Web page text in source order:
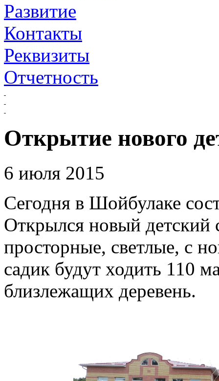
Развитие
Контакты
Реквизиты
Отчетность
Открытие нового
6 июля 2015
Сегодня в Шойбулаке
Открылся новый
просторные, светлые, с
садик будут ходить 110
близлежащих деревень.